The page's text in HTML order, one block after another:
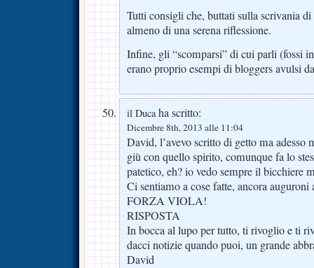
Tutti consigli che, buttati sulla scrivania
almeno di una serena riflessione.
Infine, gli “scomparsi” di cui parli (fossi
erano proprio esempi di bloggers avulsi
il Ducaha scritto:
Dicembre 8th, 2013 alle 11:04
David, l’avevo scritto di getto ma
giù con quello spirito, comunque fa lo
patetico, eh? io vedo sempre il bicchiere
Ci sentiamo a cose fatte, ancora
FORZA VIOLA!
RISPOSTA
In bocca al lupo per tutto, ti rivoglio e ti
dacci notizie quando puoi, un grande
David